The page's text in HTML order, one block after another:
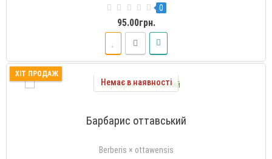
0
95.00грн.
ХІТ ПРОДАЖ
Немає в наявності
Барбарис оттавський
Berberis × ottawensis